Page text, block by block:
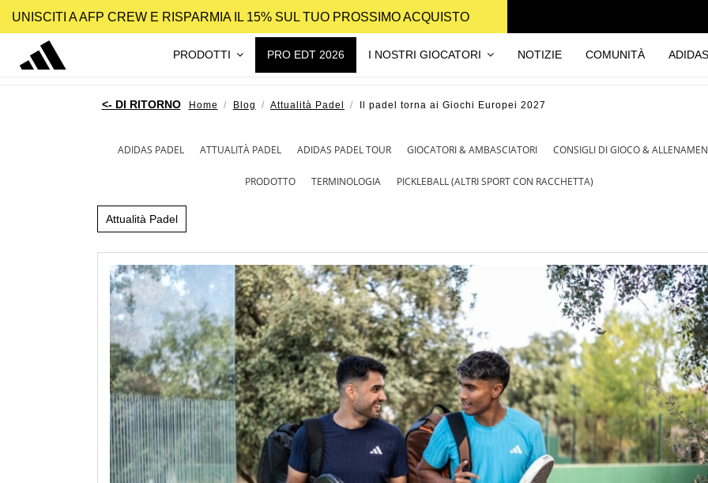
UNISCITI A AFP CREW E RISPARMIA IL 15% SUL TUO PROSSIMO ACQUISTO
PRODOTTI PRO EDT 2026 I NOSTRI GIOCATORI NOTIZIE COMUNITÀ
Home Blog Attualità Padel Il padel torna ai Giochi Europei 2027
ADIDAS PADEL ATTUALITÀ PADEL ADIDAS PADEL TOUR GIOCATORI & AMBASCIATORI CONSIGLI DI GIOCO &
PRODOTTO TERMINOLOGIA PICKLEBALL (ALTRI SPORT CON RACCHETTA)
Attualità Padel